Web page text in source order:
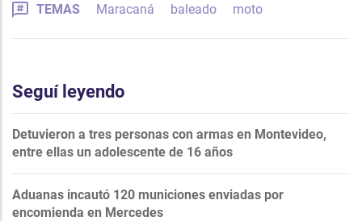
TEMAS Maracaná baleado moto
Seguí leyendo
Detuvieron a tres personas con armas en Montevideo,
entre ellas un adolescente de 16 años
Aduanas incautó 120 municiones enviadas por
encomienda en Mercedes